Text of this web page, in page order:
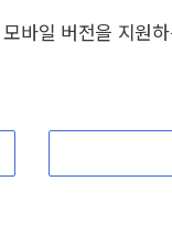
바일 버전을 지원